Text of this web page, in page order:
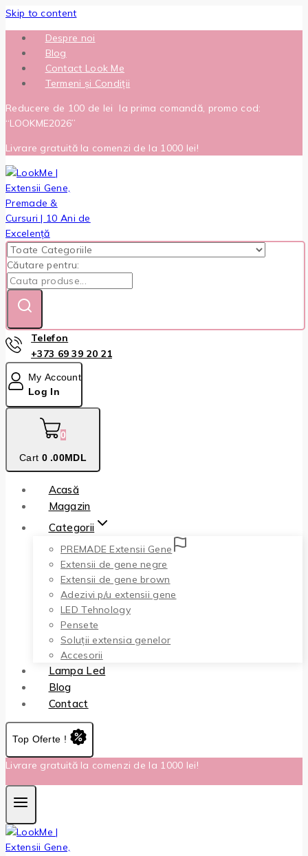
Skip to content
Despre noi
Blog
Contact Look Me
Termeni și Condiții
Reducere de 100 de lei la prima comandă, promo cod:
“LOOKME2026”
Livrare gratuită la comenzi de la 1000 lei!
Căutare pentru:
Telefon
+373 69 39 20 21
My Account
Log In
0
Cart 0 .00MDL
Acasă
Magazin
Categorii
PREMADE Extensii Gene
Extensii de gene negre
Extensii de gene brown
Adezivi p/u extensii gene
LED Tehnology
Pensete
Soluții extensia genelor
Accesorii
Lampa Led
Blog
Contact
Top Oferte !
Livrare gratuită la comenzi de la 1000 lei!